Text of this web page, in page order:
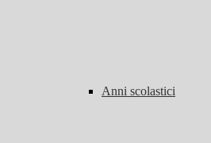
Anni scolastici